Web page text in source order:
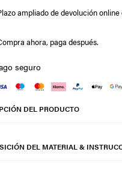
ampliado de devolución online
ahora, paga después.
seguro
DEL PRODUCTO
DEL MATERIAL &